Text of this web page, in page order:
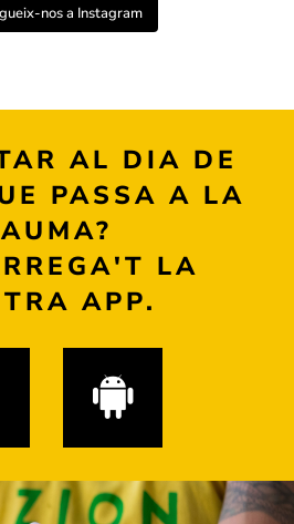
nos a Instagram
AL DIA DE
PASSA A LA
LA
APP.